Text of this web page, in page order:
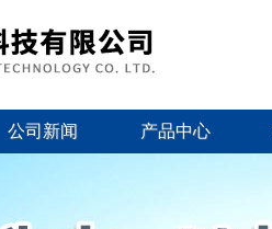
公司新闻 产品中心